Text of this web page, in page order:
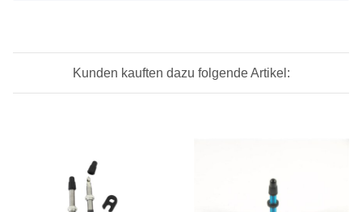
Kunden kauften dazu folgende Artikel: